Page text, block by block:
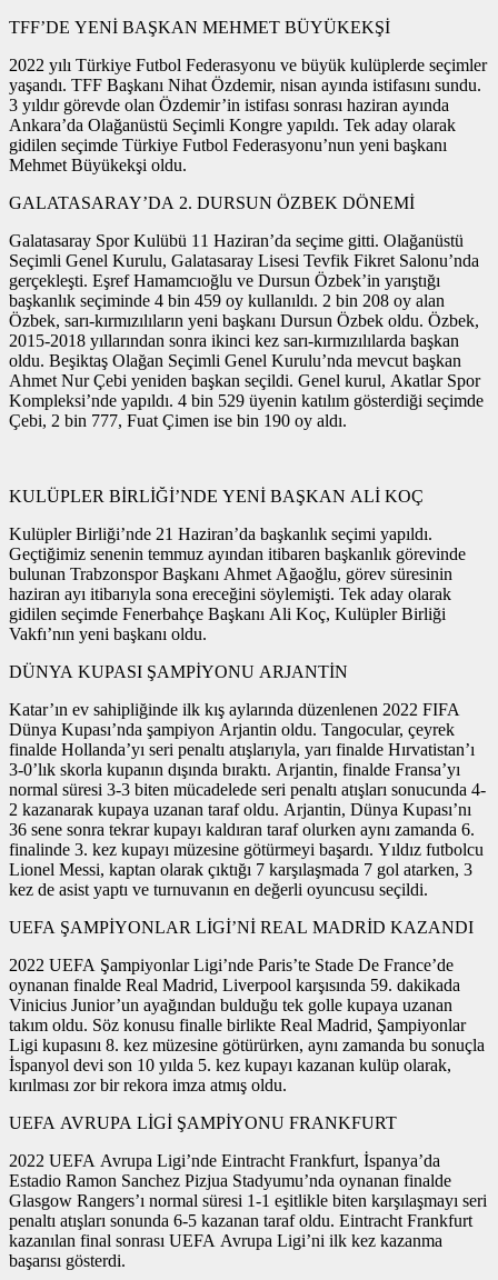
TFF’DE YENİ BAŞKAN MEHMET BÜYÜKEKŞİ
2022 yılı Türkiye Futbol Federasyonu ve büyük kulüplerde seçimler
yaşandı. TFF Başkanı Nihat Özdemir, nisan ayında istifasını sundu.
3 yıldır görevde olan Özdemir’in istifası sonrası haziran ayında
Ankara’da Olağanüstü Seçimli Kongre yapıldı. Tek aday olarak
gidilen seçimde Türkiye Futbol Federasyonu’nun yeni başkanı
Mehmet Büyükekşi oldu.
GALATASARAY’DA 2. DURSUN ÖZBEK DÖNEMİ
Galatasaray Spor Kulübü 11 Haziran’da seçime gitti. Olağanüstü
Seçimli Genel Kurulu, Galatasaray Lisesi Tevfik Fikret Salonu’nda
gerçekleşti. Eşref Hamamcıoğlu ve Dursun Özbek’in yarıştığı
başkanlık seçiminde 4 bin 459 oy kullanıldı. 2 bin 208 oy alan
Özbek, sarı-kırmızılıların yeni başkanı Dursun Özbek oldu. Özbek,
2015-2018 yıllarından sonra ikinci kez sarı-kırmızılılarda başkan
oldu. Beşiktaş Olağan Seçimli Genel Kurulu’nda mevcut başkan
Ahmet Nur Çebi yeniden başkan seçildi. Genel kurul, Akatlar Spor
Kompleksi’nde yapıldı. 4 bin 529 üyenin katılım gösterdiği seçimde
Çebi, 2 bin 777, Fuat Çimen ise bin 190 oy aldı.
KULÜPLER BİRLİĞİ’NDE YENİ BAŞKAN ALİ KOÇ
Kulüpler Birliği’nde 21 Haziran’da başkanlık seçimi yapıldı.
Geçtiğimiz senenin temmuz ayından itibaren başkanlık görevinde
bulunan Trabzonspor Başkanı Ahmet Ağaoğlu, görev süresinin
haziran ayı itibarıyla sona ereceğini söylemişti. Tek aday olarak
gidilen seçimde Fenerbahçe Başkanı Ali Koç, Kulüpler Birliği
Vakfı’nın yeni başkanı oldu.
DÜNYA KUPASI ŞAMPİYONU ARJANTİN
Katar’ın ev sahipliğinde ilk kış aylarında düzenlenen 2022 FIFA
Dünya Kupası’nda şampiyon Arjantin oldu. Tangocular, çeyrek
finalde Hollanda’yı seri penaltı atışlarıyla, yarı finalde Hırvatistan’ı
3-0’lık skorla kupanın dışında bıraktı. Arjantin, finalde Fransa’yı
normal süresi 3-3 biten mücadelede seri penaltı atışları sonucunda 4-
2 kazanarak kupaya uzanan taraf oldu. Arjantin, Dünya Kupası’nı
36 sene sonra tekrar kupayı kaldıran taraf olurken aynı zamanda 6.
finalinde 3. kez kupayı müzesine götürmeyi başardı. Yıldız futbolcu
Lionel Messi, kaptan olarak çıktığı 7 karşılaşmada 7 gol atarken, 3
kez de asist yaptı ve turnuvanın en değerli oyuncusu seçildi.
UEFA ŞAMPİYONLAR LİGİ’Nİ REAL MADRİD KAZANDI
2022 UEFA Şampiyonlar Ligi’nde Paris’te Stade De France’de
oynanan finalde Real Madrid, Liverpool karşısında 59. dakikada
Vinicius Junior’un ayağından bulduğu tek golle kupaya uzanan
takım oldu. Söz konusu finalle birlikte Real Madrid, Şampiyonlar
Ligi kupasını 8. kez müzesine götürürken, aynı zamanda bu sonuçla
İspanyol devi son 10 yılda 5. kez kupayı kazanan kulüp olarak,
kırılması zor bir rekora imza atmış oldu.
UEFA AVRUPA LİGİ ŞAMPİYONU FRANKFURT
2022 UEFA Avrupa Ligi’nde Eintracht Frankfurt, İspanya’da
Estadio Ramon Sanchez Pizjua Stadyumu’nda oynanan finalde
Glasgow Rangers’ı normal süresi 1-1 eşitlikle biten karşılaşmayı seri
penaltı atışları sonunda 6-5 kazanan taraf oldu. Eintracht Frankfurt
kazanılan final sonrası UEFA Avrupa Ligi’ni ilk kez kazanma
başarısı gösterdi.